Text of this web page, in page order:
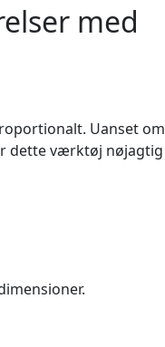
med
Uanset om
dette værktøj nøjagtig